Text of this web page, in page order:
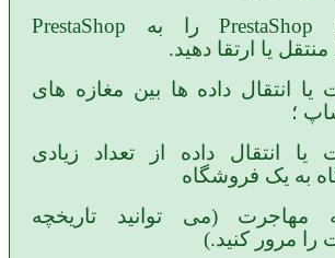
PrestaShopرا به PrestaShop
منتقل یا ارتقا دهید.
یا انتقال داده ها بین مغازه های
؛
یا انتقال داده از تعداد زیادی
به یک فروشگاه
مهاجرت (می توانید تاریخچه
را مرور کنید.)